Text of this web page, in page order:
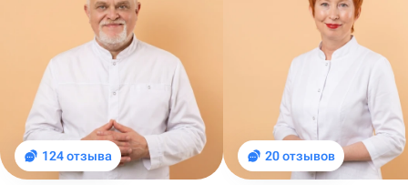
124 отзыва 20 отзывов